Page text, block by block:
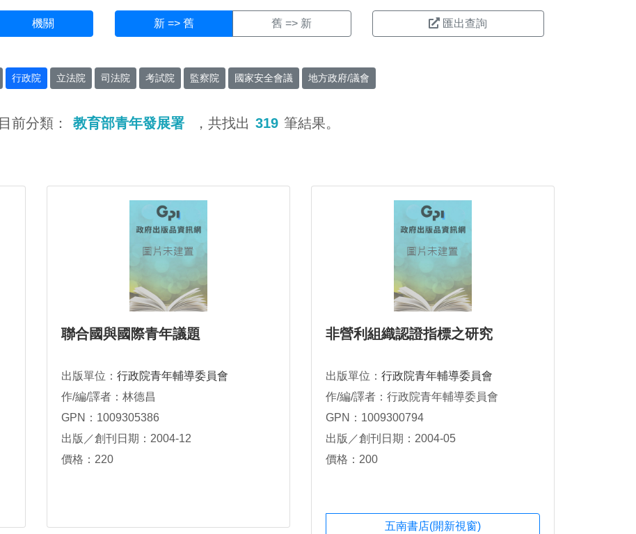
機關 新 => 舊 舊 => 新 匯出查詢
行政院 立法院 司法院 考試院 監察院 國家安全會議 地方政府/議會
目前分類： 教育部青年發展署 ，共找出 319 筆結果。
聯合國與國際青年議題
出版單位： 行政院青年輔導委員會
作/編/譯者：林德昌
GPN：1009305386
出版／創刊日期：2004-12
價格：220
非營利組織認證指標之研究
出版單位： 行政院青年輔導委員會
作/編/譯者：行政院青年輔導委員會
GPN：1009300794
出版／創刊日期：2004-05
價格：200
五南書店(開新視窗)